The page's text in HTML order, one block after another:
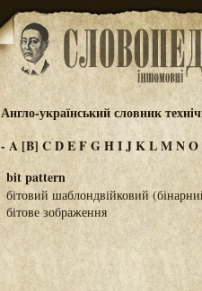
Англо-український словник
-A [B] CDEFGHIJKLMNO
bit pattern
бітовий шаблондвійковий
бітове зображення